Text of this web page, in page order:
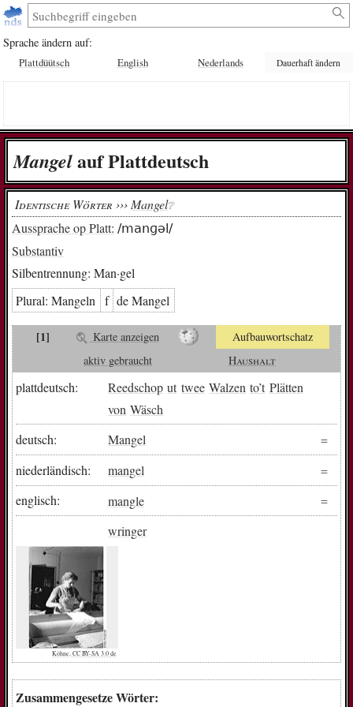
Sprache ändern auf:
Plattdüütsch English Nederlands Dauerhaft ändern
Man­gelauf Plattdeutsch
Aussprache op Platt: /manɡəl/
Substantiv
Silbentrennung: Man·gel
Plural:Man­geln f de Man­gel
[1] Karte anzeigen
Aufbauwortschatz
aktiv gebraucht
Haushalt
plattdeutsch: Reedschop ut twee Walzen to’t Plätten
von Wäsch
deutsch:
Mangel
niederländisch:
mangel
englisch:
mangle
wringer
Köhne, CC BY-SA 3.0 de
Zusammengesetze Wörter:
Identische Wörter ››› Mangel❔︎